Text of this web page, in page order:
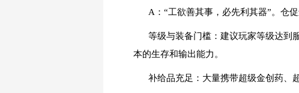
A：“工欲善其事，必先利其器”。仓
等级与装备门槛：建议玩家等级达到
本的生存和输出能力。
补给品充足：大量携带超级金创药、